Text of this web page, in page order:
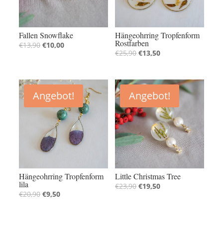
Fallen Snowflake
€13,90 €10,00
Hängeohrring Tropfenform
Rostfarben
€25,90 €13,50
Angebot!
Hängeohrring Tropfenform
lila
€20,90 €9,50
Angebot!
Little Christmas Tree
€23,90 €19,50